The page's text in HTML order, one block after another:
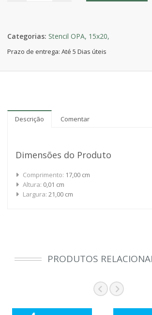
Categorias: Stencil OPA, 15x20,
Prazo de entrega: Até 5 Dias úteis
Descrição Comentar
Dimensões do Produto
Comprimento: 17,00 cm
Altura: 0,01 cm
Largura: 21,00 cm
PRODUTOS